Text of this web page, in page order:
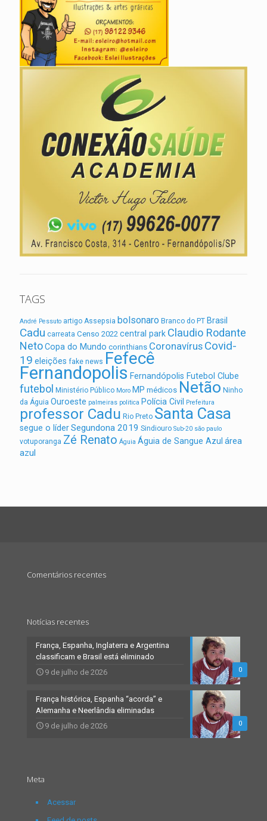
TAGS
André Pessuto artigo Assepsia bolsonaro Branco do PT Brasil
Cadu carreata Censo 2022 central park Claudio Rodante
NetoCopa do Mundo corinthians Coronavírus Covid-
19 eleições fake news Fefecê
Fernandopolis Fernandópolis Futebol Clube
futebol Ministério Público Moro MP médicos Netão Ninho
da Águia Ouroeste palmeiras politica Polícia Civil Prefeitura
professor Cadu Rio Preto Santa Casa
segue o líderSegundona 2019 Sindiouro Sub-20 são paulo
votuporanga Zé Renato Águia Águia de Sangue Azul área
azul
Comentários recentes
Notícias recentes
0
França, Espanha, Inglaterra e Argentina
classificam e Brasil está eliminado
9 de julho de 2026
0
França histórica, Espanha “acorda” e
Alemanha e Neerlândia eliminadas
9 de julho de 2026
Meta
Acessar